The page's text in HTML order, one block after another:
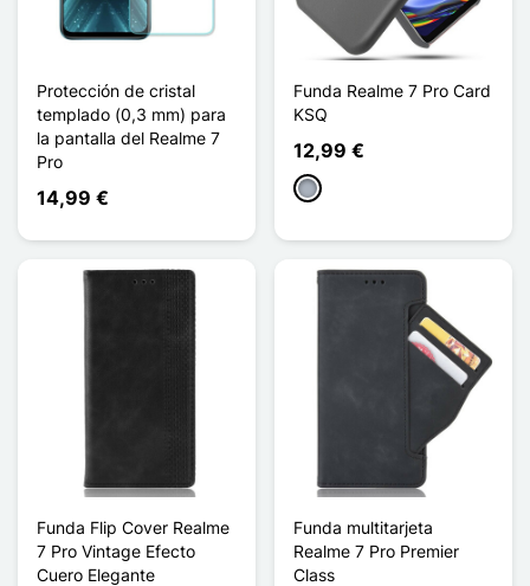
Protección de cristal
templado (0,3 mm) para
la pantalla del Realme 7
Pro
14,99 €
Funda Realme 7 Pro Card
KSQ
12,99 €
Gris
Funda Flip Cover Realme
7 Pro Vintage Efecto
Cuero Elegante
Funda multitarjeta
Realme 7 Pro Premier
Class